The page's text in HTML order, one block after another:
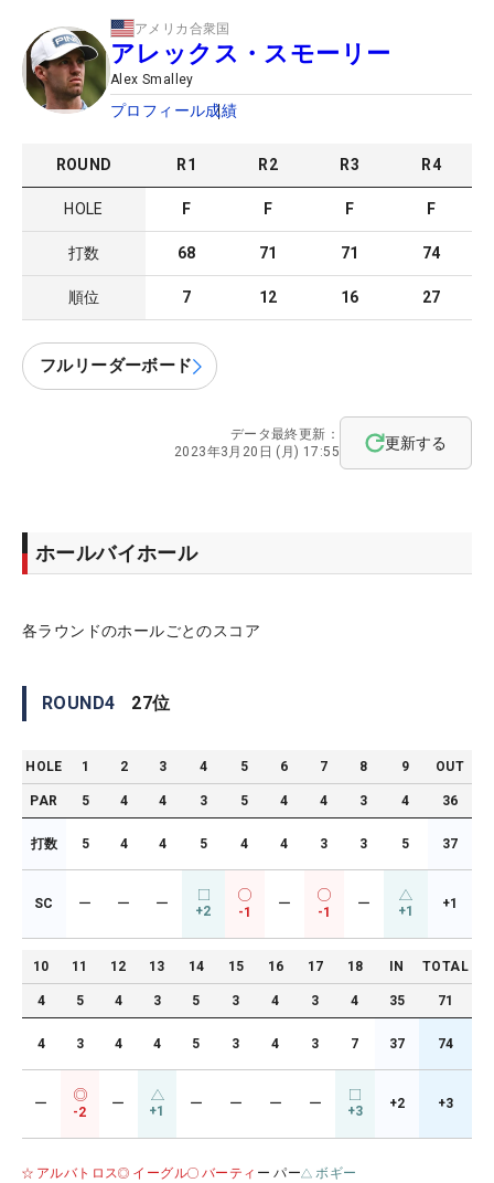
アメリカ合衆国
アレックス・スモーリー
Alex Smalley
プロフィール成績
ROUND R1 R2 R3 R4
HOLE F F F F
打数 68 71 71 74
順位 7 12 16 27
フルリーダーボード
データ最終更新：
2023年3月20日 (月) 17:55
更新する
ホールバイホール
各ラウンドのホールごとのスコア
ROUND4 27位
HOLE 1 2 3 4 5 6 7 8 9 OUT
PAR 5 4 4 3 5 4 4 3 4 36
打数 5 4 4 5 4 4 3 3 5 37
SC ー ー ー +2 -1
ー
-1
ー +1 +1
10 11 12 13 14 15 16 17 18 IN TOTAL
4 5 4 3 5 3 4 3 4 35 71
4 3 4 4 5 3 4 3 7 37 74
ー
-2
ー +1 ー ー ー ー +3 +2 +3
アルバトロス イーグル バーティ ー パー ボギー